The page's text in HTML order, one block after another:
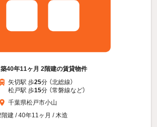
40年11ヶ月 2階建の賃貸物件
矢切駅 歩25分 （北総線）
松戸駅 歩15分 （常磐線など）
千葉県松戸市小山
階建 / 40年11ヶ月 / 木造